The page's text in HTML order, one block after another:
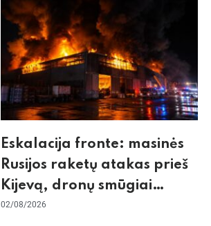
Eskalacija fronte: masinės
Rusijos raketų atakas prieš
Kijevą, dronų smūgiai
„Wildberries“ ir žiemos
02/08/2026